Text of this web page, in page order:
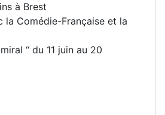
à Brest
la Comédie-Française et la
“ du 11 juin au 20